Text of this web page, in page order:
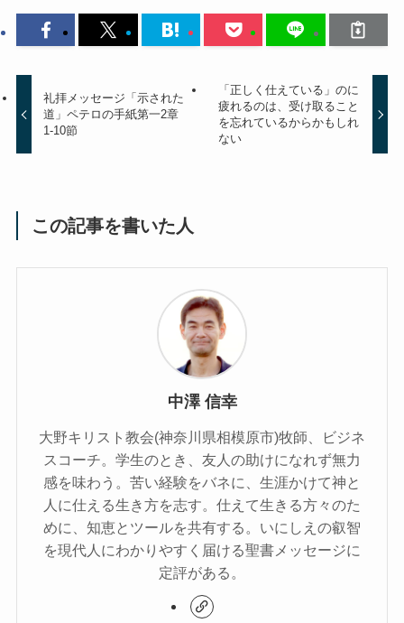
礼拝メッセージ「示された
道」ペテロの手紙第一2章
1-10節
「正しく仕えている」のに
疲れるのは、受け取ること
を忘れているからかもしれ
ない
この記事を書いた人
中澤 信幸
大野キリスト教会(神奈川県相模原市)牧師、ビジネ
スコーチ。学生のとき、友人の助けになれず無力
感を味わう。苦い経験をバネに、生涯かけて神と
人に仕える生き方を志す。仕えて生きる方々のた
めに、知恵とツールを共有する。いにしえの叡智
を現代人にわかりやすく届ける聖書メッセージに
定評がある。